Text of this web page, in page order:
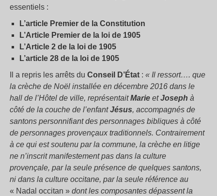
essentiels :
L’article Premier de la Constitution
L’Article Premier de la loi de 1905
L’Article 2 de la loi de 1905
L’article 28 de la loi de 1905
Il a repris les arrêts du Conseil D’État : « Il ressort…. que
la crèche de Noël installée en décembre 2016 dans le
hall de l’Hôtel de ville, représentaitMarie etJoseph à
côté de la couche de l’enfantJésus, accompagnés de
santons personnifiant des personnages bibliques à côté
de personnages provençaux traditionnels. Contrairement
à ce qui est soutenu par la commune, la crèche en litige
ne n’inscrit manifestement pas dans la culture
provençale, par la seule présence de quelques santons,
ni dans la culture occitane, par la seule référence au
« Nadal occitan » dont les composantes dépassent la